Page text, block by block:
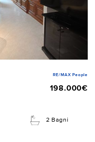
RE/MAX People
198.000€
2 Bagni